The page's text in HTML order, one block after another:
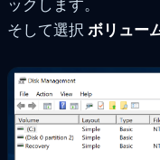
ックします。
そして選択 ボリュー